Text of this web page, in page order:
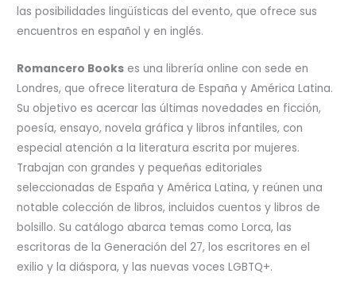
las posibilidades lingüísticas del evento, que ofrece sus
encuentros en español y en inglés.
Romancero Books es una librería online con sede en
Londres, que ofrece literatura de España y América Latina.
Su objetivo es acercar las últimas novedades en ficción,
poesía, ensayo, novela gráfica y libros infantiles, con
especial atención a la literatura escrita por mujeres.
Trabajan con grandes y pequeñas editoriales
seleccionadas de España y América Latina, y reúnen una
notable colección de libros, incluidos cuentos y libros de
bolsillo. Su catálogo abarca temas como Lorca, las
escritoras de la Generación del 27, los escritores en el
exilio y la diáspora, y las nuevas voces LGBTQ+.